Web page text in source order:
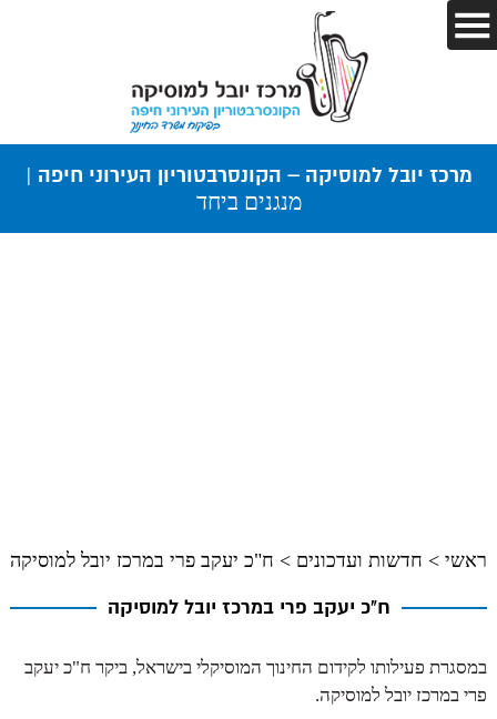
מרכז יובל למוסיקה – הקונסרבטוריון העירוני חיפה |
מנגנים ביחד
ראשי> חדשות ועדכונים > ח"כ יעקב פרי במרכז יובל למוסיקה
ח"כ יעקב פרי במרכז יובל למוסיקה
במסגרת פעילותו לקידום החינוך המוסיקלי בישראל, ביקר ח"כ יעקב
פרי במרכז יובל למוסיקה.